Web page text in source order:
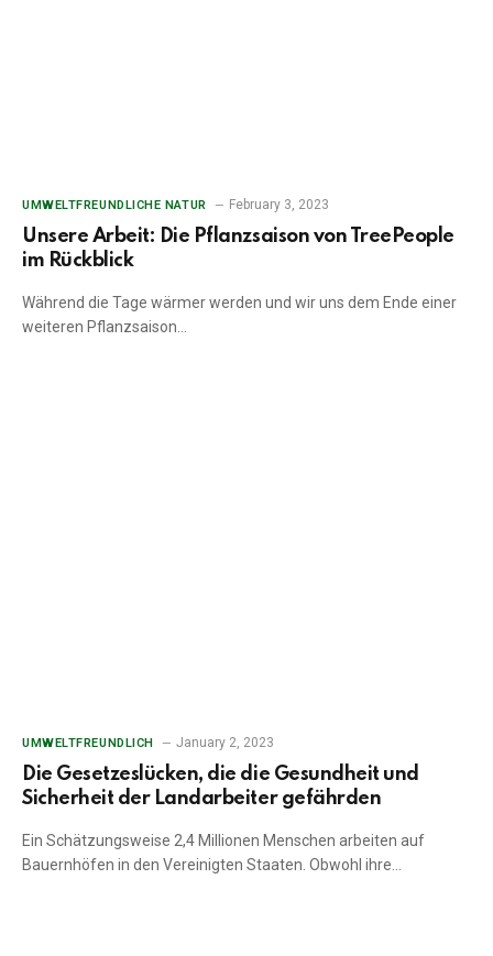
UMWELTFREUNDLICHE NATUR February 3, 2023
Unsere Arbeit: Die Pflanzsaison von TreePeople
im Rückblick
Während die Tage wärmer werden und wir uns dem Ende einer
weiteren Pflanzsaison…
UMWELTFREUNDLICH January 2, 2023
Die Gesetzeslücken, die die Gesundheit und
Sicherheit der Landarbeiter gefährden
Ein Schätzungsweise 2,4 Millionen Menschen arbeiten auf
Bauernhöfen in den Vereinigten Staaten. Obwohl ihre…